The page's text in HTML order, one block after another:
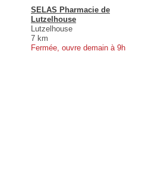
SELAS Pharmacie de
Lutzelhouse
Lutzelhouse
7 km
Fermée, ouvre demain à 9h